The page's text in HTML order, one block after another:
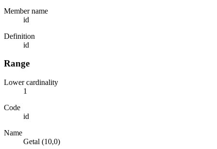
Member name
id
Definition
id
Range
Lower cardinality
1
Code
id
Name
Getal (10,0)